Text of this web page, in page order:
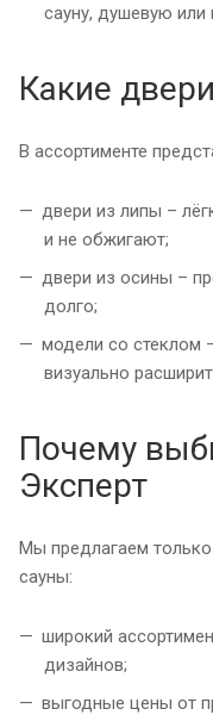
сауну, душевую или
Какие
В ассортименте
двери из липы –
и не обжигают;
двери из осины –
долго;
модели со стеклом
визуально
Почему
Эксперт
Мы предлагаем
сауны:
широкий
дизайнов;
выгодные цены от